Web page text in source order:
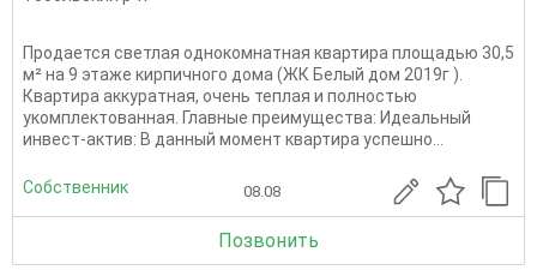
Продается светлая однокомнатная квартира площадью 30,5
м² на 9 этаже кирпичного дома (ЖК Белый дом 2019г ).
Квартира аккуратная, очень теплая и полностью
укомплектованная. Главные преимущества: Идеальный
инвест-актив: В данный момент квартира успешно...
Собственник 08.08
Позвонить